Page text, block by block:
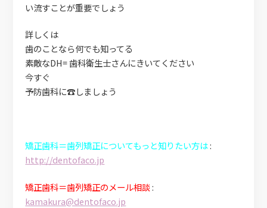
い流すことが重要でしょう
詳しくは
歯のことなら何でも知ってる
素敵なDH= 歯科衛生士さんにきいてください
今すぐ
予防歯科に☎しましょう
矯正歯科＝歯列矯正についてもっと知りたい方は:
http://dentofaco.jp
矯正歯科＝歯列矯正のメール相談:
kamakura@dentofaco.jp